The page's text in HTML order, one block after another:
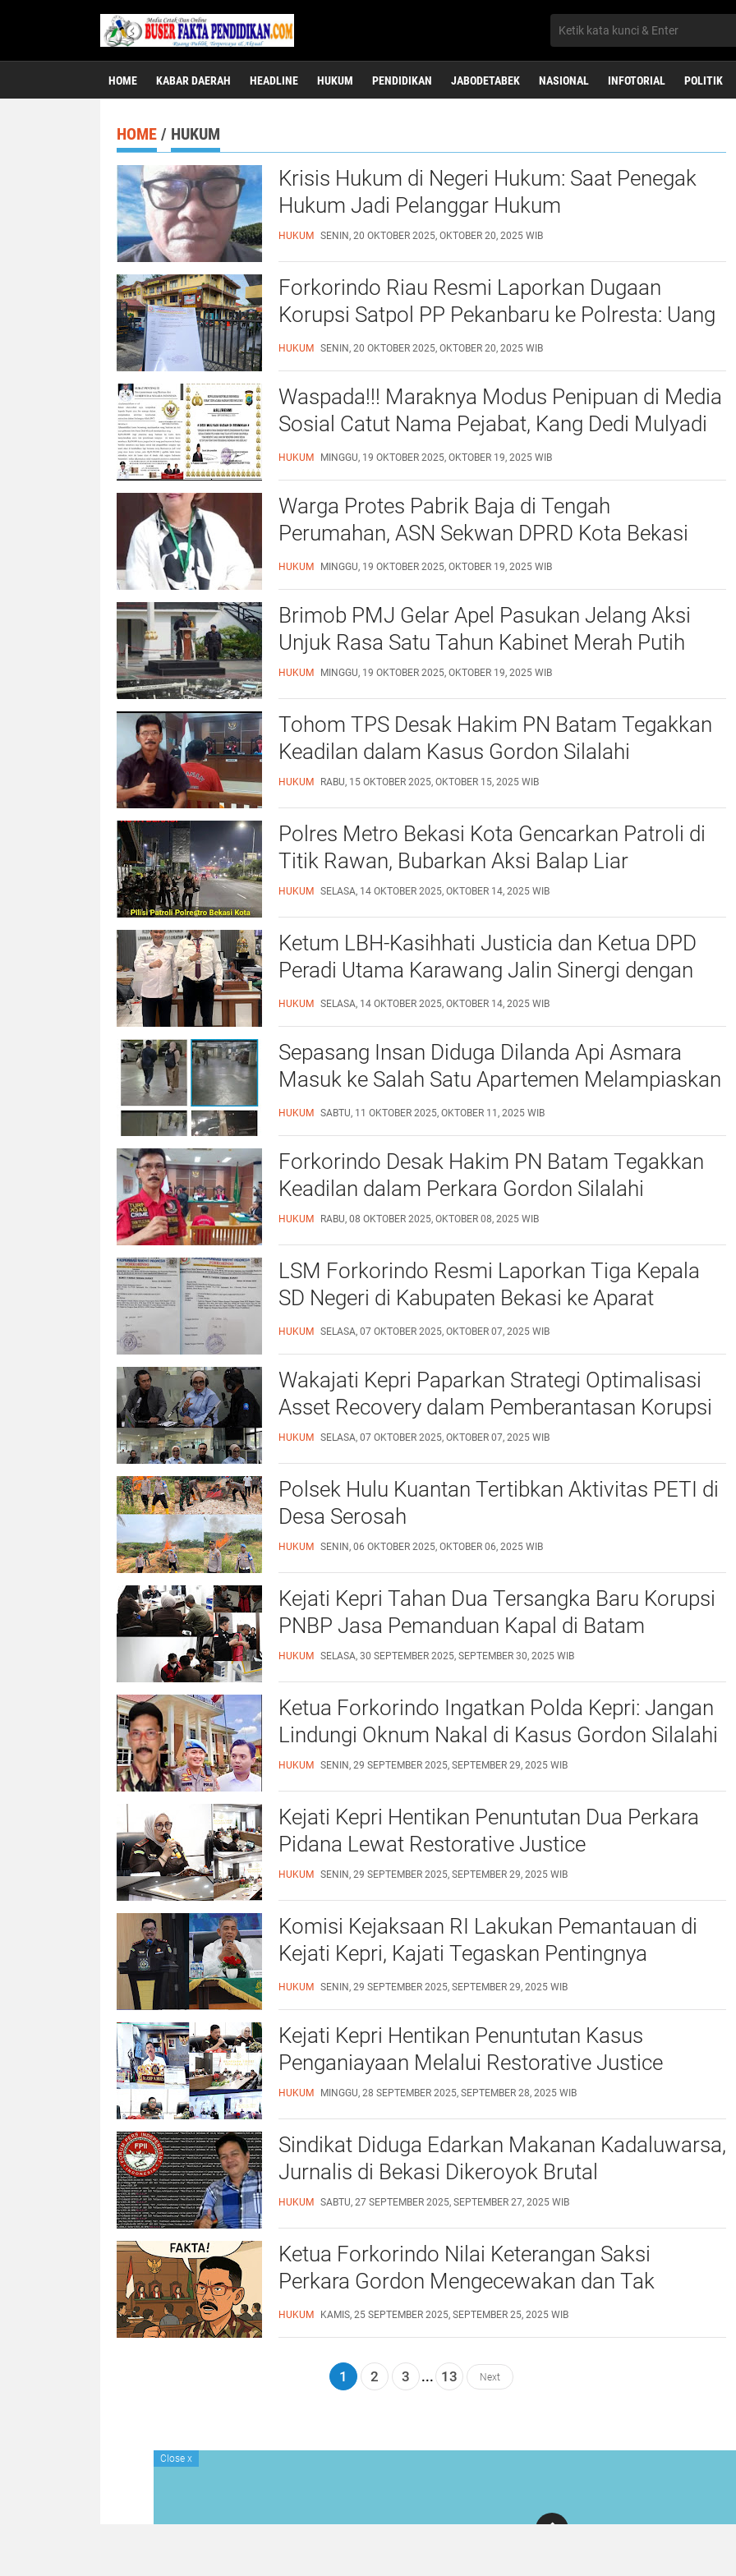
HOME KABAR DAERAH HEADLINE HUKUM PENDIDIKAN JABODETABEK NASIONAL INFOTORIAL POLITIK
HOME / HUKUM
Krisis Hukum di Negeri Hukum: Saat Penegak
Hukum Jadi Pelanggar Hukum
HUKUM SENIN, 20 OKTOBER 2025, OKTOBER 20, 2025 WIB
Forkorindo Riau Resmi Laporkan Dugaan
Korupsi Satpol PP Pekanbaru ke Polresta: Uang
Rakyat Jangan Dihisap Pejabat Nakal
HUKUM SENIN, 20 OKTOBER 2025, OKTOBER 20, 2025 WIB
Waspada!!! Maraknya Modus Penipuan di Media
Sosial Catut Nama Pejabat, Kang Dedi Mulyadi
Jadi Sasaran
HUKUM MINGGU, 19 OKTOBER 2025, OKTOBER 19, 2025 WIB
Warga Protes Pabrik Baja di Tengah
Perumahan, ASN Sekwan DPRD Kota Bekasi
Dinilai Tak Pahami Persoalan
HUKUM MINGGU, 19 OKTOBER 2025, OKTOBER 19, 2025 WIB
Brimob PMJ Gelar Apel Pasukan Jelang Aksi
Unjuk Rasa Satu Tahun Kabinet Merah Putih
HUKUM MINGGU, 19 OKTOBER 2025, OKTOBER 19, 2025 WIB
Tohom TPS Desak Hakim PN Batam Tegakkan
Keadilan dalam Kasus Gordon Silalahi
HUKUM RABU, 15 OKTOBER 2025, OKTOBER 15, 2025 WIB
Polres Metro Bekasi Kota Gencarkan Patroli di
Titik Rawan, Bubarkan Aksi Balap Liar
HUKUM SELASA, 14 OKTOBER 2025, OKTOBER 14, 2025 WIB
Ketum LBH-Kasihhati Justicia dan Ketua DPD
Peradi Utama Karawang Jalin Sinergi dengan
Lapas Kelas II A Karawang
HUKUM SELASA, 14 OKTOBER 2025, OKTOBER 14, 2025 WIB
Sepasang Insan Diduga Dilanda Api Asmara
Masuk ke Salah Satu Apartemen Melampiaskan
Birahinya
HUKUM SABTU, 11 OKTOBER 2025, OKTOBER 11, 2025 WIB
Forkorindo Desak Hakim PN Batam Tegakkan
Keadilan dalam Perkara Gordon Silalahi
HUKUM RABU, 08 OKTOBER 2025, OKTOBER 08, 2025 WIB
LSM Forkorindo Resmi Laporkan Tiga Kepala
SD Negeri di Kabupaten Bekasi ke Aparat
Penegak Hukum
HUKUM SELASA, 07 OKTOBER 2025, OKTOBER 07, 2025 WIB
Wakajati Kepri Paparkan Strategi Optimalisasi
Asset Recovery dalam Pemberantasan Korupsi
HUKUM SELASA, 07 OKTOBER 2025, OKTOBER 07, 2025 WIB
Polsek Hulu Kuantan Tertibkan Aktivitas PETI di
Desa Serosah
HUKUM SENIN, 06 OKTOBER 2025, OKTOBER 06, 2025 WIB
Kejati Kepri Tahan Dua Tersangka Baru Korupsi
PNBP Jasa Pemanduan Kapal di Batam
HUKUM SELASA, 30 SEPTEMBER 2025, SEPTEMBER 30, 2025 WIB
Ketua Forkorindo Ingatkan Polda Kepri: Jangan
Lindungi Oknum Nakal di Kasus Gordon Silalahi
HUKUM SENIN, 29 SEPTEMBER 2025, SEPTEMBER 29, 2025 WIB
Kejati Kepri Hentikan Penuntutan Dua Perkara
Pidana Lewat Restorative Justice
HUKUM SENIN, 29 SEPTEMBER 2025, SEPTEMBER 29, 2025 WIB
Komisi Kejaksaan RI Lakukan Pemantauan di
Kejati Kepri, Kajati Tegaskan Pentingnya
Kepercayaan Publik
HUKUM SENIN, 29 SEPTEMBER 2025, SEPTEMBER 29, 2025 WIB
Kejati Kepri Hentikan Penuntutan Kasus
Penganiayaan Melalui Restorative Justice
HUKUM MINGGU, 28 SEPTEMBER 2025, SEPTEMBER 28, 2025 WIB
Sindikat Diduga Edarkan Makanan Kadaluwarsa,
Jurnalis di Bekasi Dikeroyok Brutal
HUKUM SABTU, 27 SEPTEMBER 2025, SEPTEMBER 27, 2025 WIB
Ketua Forkorindo Nilai Keterangan Saksi
Perkara Gordon Mengecewakan dan Tak
Menguatkan Fakta
HUKUM KAMIS, 25 SEPTEMBER 2025, SEPTEMBER 25, 2025 WIB
1 2 3 ... 13 Next
Close x